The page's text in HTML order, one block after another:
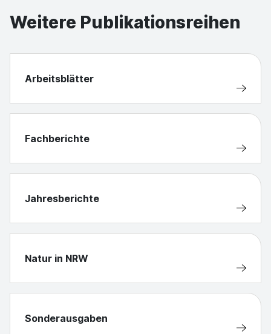
Weitere Publikationsreihen
Arbeitsblätter
Fachberichte
Jahresberichte
Natur in NRW
Sonderausgaben